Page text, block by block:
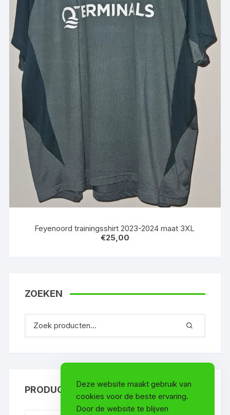
Feyenoord trainingsshirt 2023-2024 maat 3XL
€25,00
ZOEKEN
PRODUCTCATEGORIEËN
Deze website maakt gebruik van
cookies voor de beste ervaring.
Door de website te blijven